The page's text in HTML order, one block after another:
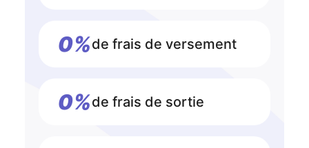
0%de frais de versement
0%de frais de sortie